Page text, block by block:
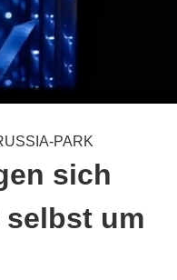
PARK
sich
selbst um